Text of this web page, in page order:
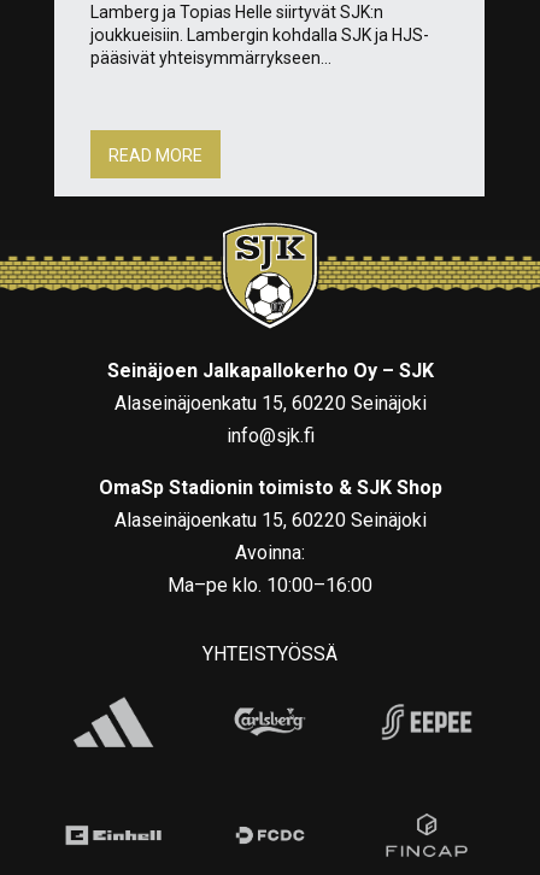
Lamberg ja Topias Helle siirtyvät SJK:n
joukkueisiin. Lambergin kohdalla SJK ja HJS-
pääsivät yhteisymmärrykseen...
READ MORE
Seinäjoen Jalkapallokerho Oy – SJK
Alaseinäjoenkatu 15, 60220 Seinäjoki
info@sjk.fi
OmaSp Stadionin toimisto & SJK Shop
Alaseinäjoenkatu 15, 60220 Seinäjoki
Avoinna:
Ma–pe klo. 10:00–16:00
YHTEISTYÖSSÄ